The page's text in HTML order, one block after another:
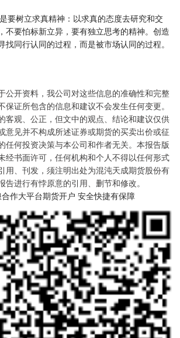
要树立求真精神：以求真的态度去研究和交
不要怕标新立异，要有独立思考的精神。创造
找同行认同的过程，而是被市场认同的过程。
公开资料，我公司对这些信息的准确性和完整
保证所包含的信息和建议不会发生任何变更。
客观、公正，但文中的观点、结论和建议仅供
意见并不构成所述证券或期货的买卖出价或征
任何投资决策与本公司和作者无关。本报告版
经书面许可，任何机构和个人不得以任何形式
用、刊发，须注明出处为混沌天成期货股份有
进行有悖原意的引用、删节和修改。
作大平台期货开户 安全快捷有保障